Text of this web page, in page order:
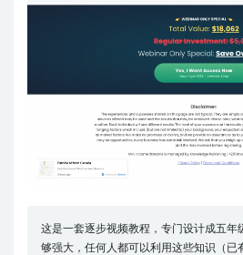
这是一套逐步视频教程，专门设计成五年
够强大，任何人都可以利用这些知识（已